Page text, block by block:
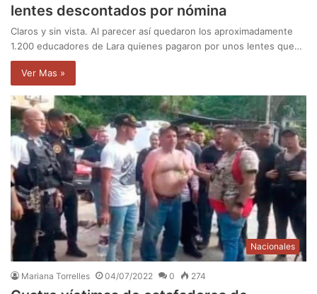
lentes descontados por nómina
Claros y sin vista. Al parecer así quedaron los aproximadamente
1.200 educadores de Lara quienes pagaron por unos lentes que…
Ver Mas »
Nacionales
Mariana Torrelles 04/07/2022 0 274